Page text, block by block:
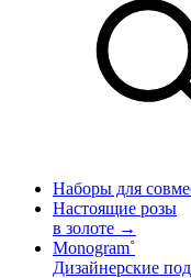
Наборы для
Настоящие розы
в золоте →
Monogram˚
Дизайнерские